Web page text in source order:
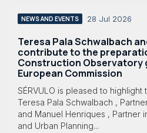
NEWS AND EVENTS 28 Jul 2026
Teresa Pala Schwalbach
contribute to the
Construction Observatory
European Commission
SÉRVULO is pleased to
Teresa Pala Schwalbach ,
and Manuel Henriques , Partner
and Urban Planning...